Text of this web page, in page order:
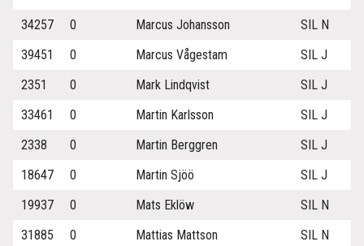
34257
0 Marcus Johansson
SIL N
39451
0 Marcus Vågestam
SIL J
2351
0 Mark Lindqvist
SIL J
33461
0 Martin Karlsson
SIL J
2338
0 Martin Berggren
SIL J
18647
0 Martin Sjöö
SIL J
19937
0 Mats Eklöw
SIL N
31885
0 Mattias Mattson
SIL N